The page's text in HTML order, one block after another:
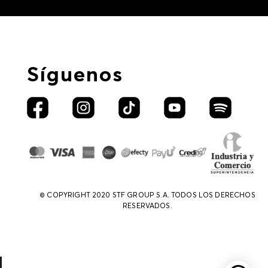
Síguenos
© COPYRIGHT 2020 STF GROUP S.A. TODOS LOS DERECHOS
RESERVADOS.